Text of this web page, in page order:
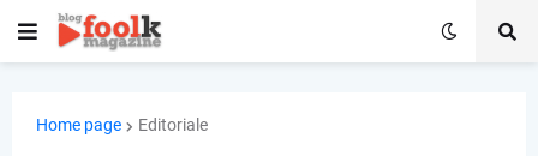
Home page Editoriale